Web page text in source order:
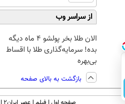
از سراسر وب
الان طلا بخر پولشو 4 ماه دیگه
بده! سرمایه‌گذاری طلا با اقساط
بی‌بهره
بازگشت به بالای صفحه